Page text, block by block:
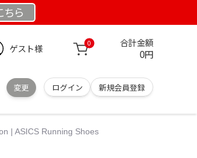
ちら
ゲスト様 0 合計金額
0円
変更 ログイン 新規会員登録
| ASICS Running Shoes